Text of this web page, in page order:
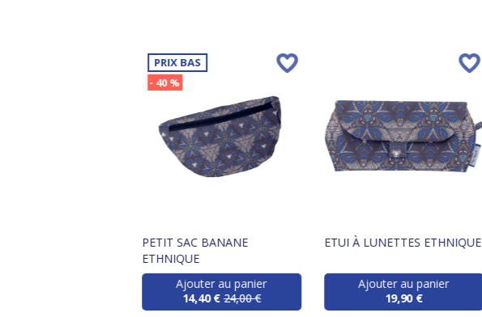
PRIX BAS
- 40 %
PETIT SAC BANANE
ETHNIQUE
Ajouter au panier
14,40 € 24,00 €
ETUI À LUNETTES ETHNIQUE
Ajouter au panier
19,90 €